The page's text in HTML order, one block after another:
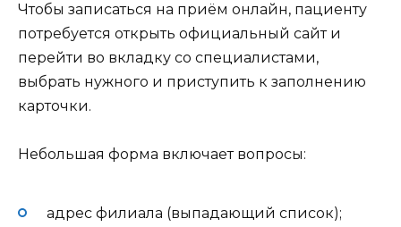
Чтобы записаться на приём онлайн, пациенту
потребуется открыть официальный сайт и
перейти во вкладку со специалистами,
выбрать нужного и приступить к заполнению
карточки.
Небольшая форма включает вопросы:
адрес филиала (выпадающий список);